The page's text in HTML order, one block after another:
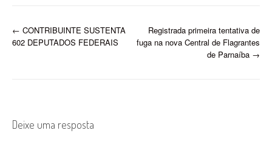
Gomes, proponente…
P
n
← CONTRIBUINTE SUSTENTA
602 DEPUTADOS FEDERAIS
Registrada primeira tentativa de
fuga na nova Central de Flagrantes
de Parnaíba →
Deixe uma resposta